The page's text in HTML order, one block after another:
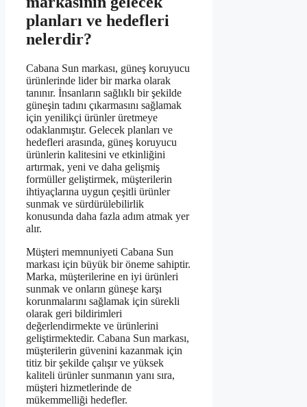
planları ve hedefleri
nelerdir?
Cabana Sun markası, güneş koruyucu
ürünlerinde lider bir marka olarak
tanınır. İnsanların sağlıklı bir şekilde
güneşin tadını çıkarmasını sağlamak
için yenilikçi ürünler üretmeye
odaklanmıştır. Gelecek planları ve
hedefleri arasında, güneş koruyucu
ürünlerin kalitesini ve etkinliğini
artırmak, yeni ve daha gelişmiş
formüller geliştirmek, müşterilerin
ihtiyaçlarına uygun çeşitli ürünler
sunmak ve sürdürülebilirlik
konusunda daha fazla adım atmak yer
alır.
Müşteri memnuniyeti Cabana Sun
markası için büyük bir öneme sahiptir.
Marka, müşterilerine en iyi ürünleri
sunmak ve onların güneşe karşı
korunmalarını sağlamak için sürekli
olarak geri bildirimleri
değerlendirmekte ve ürünlerini
geliştirmektedir. Cabana Sun markası,
müşterilerin güvenini kazanmak için
titiz bir şekilde çalışır ve yüksek
kaliteli ürünler sunmanın yanı sıra,
müşteri hizmetlerinde de
mükemmelliği hedefler.